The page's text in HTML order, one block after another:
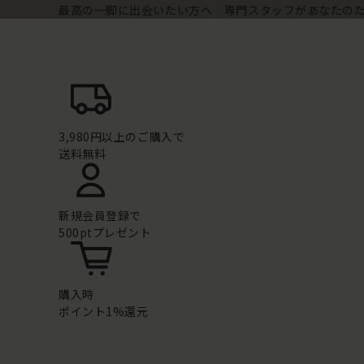
最高の一脚に出会いたい方へ 専門スタッフがあなたの
3,980円以上のご購入で
送料無料
新規会員登録で
500ptプレゼント
購入時
ポイント1%還元